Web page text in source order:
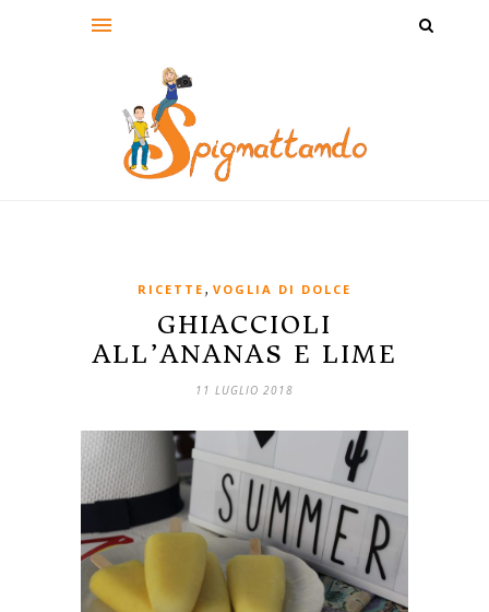
RICETTE , VOGLIA DI DOLCE
GHIACCIOLI
ALL’ANANAS E LIME
11 LUGLIO 2018